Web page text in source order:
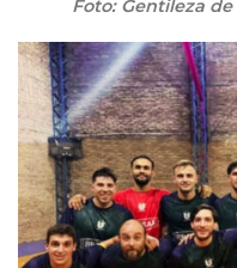
Foto: Gentileza de